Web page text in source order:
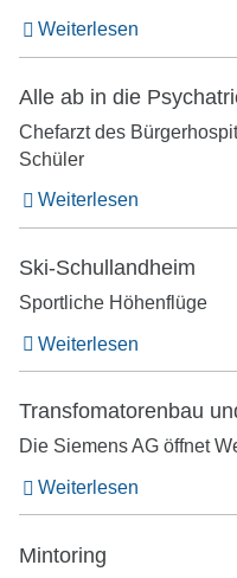
Weiterlesen
Alle ab in die
Chefarzt des
Schüler
Weiterlesen
Ski-Schullandheim
Sportliche Höhenflüge
Weiterlesen
Transfomatorenbau
Die Siemens AG öffnet
Weiterlesen
Mintoring